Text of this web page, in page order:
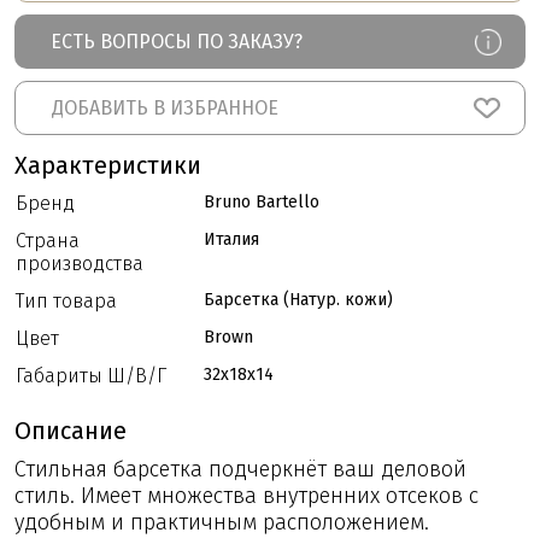
ЕСТЬ ВОПРОСЫ ПО ЗАКАЗУ?
ДОБАВИТЬ В ИЗБРАННОЕ
Характеристики
Бренд Bruno Bartello
Страна
производства
Италия
Тип товара Барсетка (Натур. кожи)
Цвет Brown
Габариты Ш/В/Г 32x18x14
Описание
Стильная барсетка подчеркнёт ваш деловой
стиль. Имеет множества внутренних отсеков с
удобным и практичным расположением.